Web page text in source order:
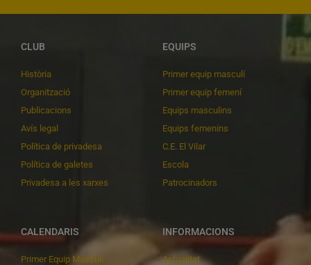
CLUB
Història
Organització
Publicacions
Avís legal
Política de privadesa
Política de galetes
Privadesa a les xarxes
EQUIPS
Primer equip masculí
Primer equip femení
Equips masculins
Equips femenins
C.E. El Vilar
Escola
Patrocinadors
CALENDARIS
Primer Equip Masculí
INFORMACIONS
Actualitat